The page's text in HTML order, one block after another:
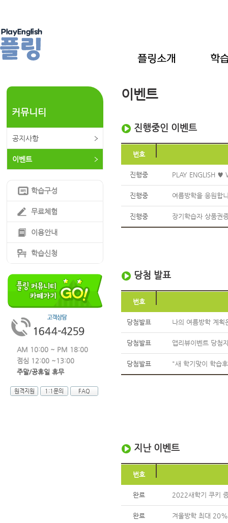
커뮤니티
공지사항
이벤트
학습구성
무료체험
이용안내
학습신청
AM 10:00 ~ PM 18:00
점심 12:00 ~13:00
주말/공휴일 휴무
원격지원 1:1문의 FAQ
이벤트
진행중인 이벤트
번호
진행중 PLAY ENGLISH ♥
진행중 여름방학을 응원
진행중 장기학습자 상품권
당첨 발표
번호
당첨발표 나의 여름방학 계획
당첨발표 앱리뷰이벤트 당첨
당첨발표 "새 학기맞이 학습
지난 이벤트
번호
완료 2022새학기 쿠키
완료 겨울방학 최대